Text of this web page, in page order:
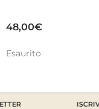
48,00€
Esaurito